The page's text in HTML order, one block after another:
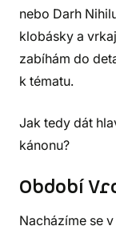
nebo Darh
klobásky a
zabíhám do
k tématu.
Jak tedy dát
kánonu?
Období
Nacházíme se